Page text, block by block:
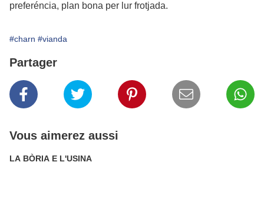
preferéncia, plan bona per lur frotjada.
#charn #vianda
Partager
Vous aimerez aussi
LA BÒRIA E L'USINA